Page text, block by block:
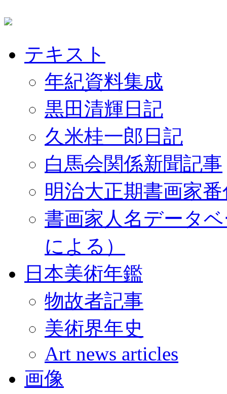
テキスト
年紀資料集成
黒田清輝日記
久米桂一郎日記
白馬会関係新聞記事
明治大正期書画家
書画家人名データ
による）
日本美術年鑑
物故者記事
美術界年史
Art news articles
画像